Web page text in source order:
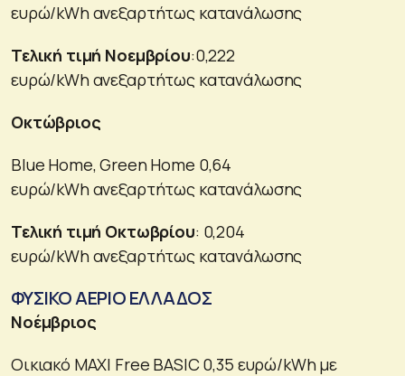
ευρώ/kWh ανεξαρτήτως κατανάλωσης
Τελική τιμή Νοεμβρίου:0,222
ευρώ/kWh ανεξαρτήτως κατανάλωσης
Οκτώβριος
Blue Home, Green Home 0,64
ευρώ/kWh ανεξαρτήτως κατανάλωσης
Τελική τιμή Οκτωβρίου: 0,204
ευρώ/kWh ανεξαρτήτως κατανάλωσης
ΦΥΣΙΚΟ ΑΕΡΙΟ ΕΛΛΑΔΟΣ
Νοέμβριος
Οικιακό MAXI Free BASIC 0,35 ευρώ/kWh με